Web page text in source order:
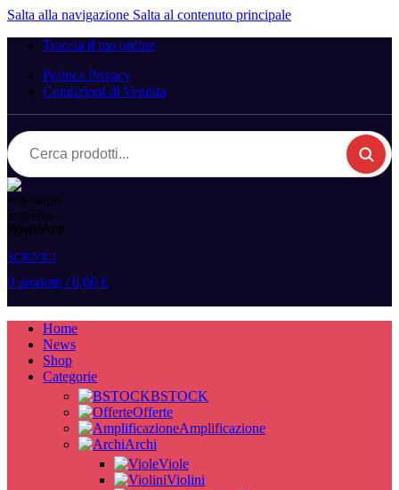
Salta alla navigazione Salta al contenuto principale
Traccia il tuo ordine
Politica Privacy
Condizioni di Vendita
Cerca
prodotti...
WhatsApp
SCRIVICI
0 prodotti / 0,00 €
Home
News
Shop
Categorie
BSTOCK
Offerte
Amplificazione
Archi
Viole
Violini